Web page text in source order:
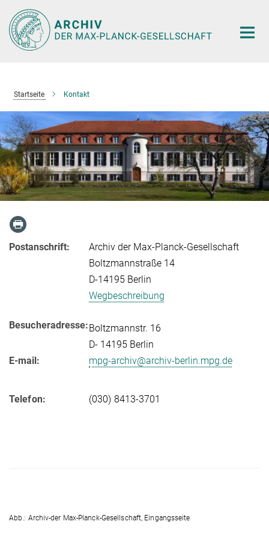
Hauptinhalt
Startseite Kontakt
Postanschrift:
Archiv der Max-Planck-Gesellschaft
Boltzmannstraße 14
D-14195 Berlin
Wegbeschreibung
Besucheradresse:Boltzmannstr. 16
D- 14195 Berlin
E-mail:
mpg-archiv@archiv-berlin.mpg.de
Telefon: (030) 8413-3701
Abb.: Archiv-der Max-Planck-Gesellschaft, Eingangsseite